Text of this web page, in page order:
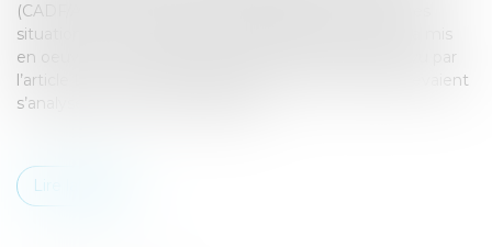
(CADF/AC n° 2/2017). Les trois affaires concernent des
situations au titre desquelles l’administration fiscale a mis
en oeuvre de procédure de l’abus de droit fiscal prévu par
l’article L64 du LPF estimant que les actes passés devaient
s’analyser en donation déguisée...
Lire la suite